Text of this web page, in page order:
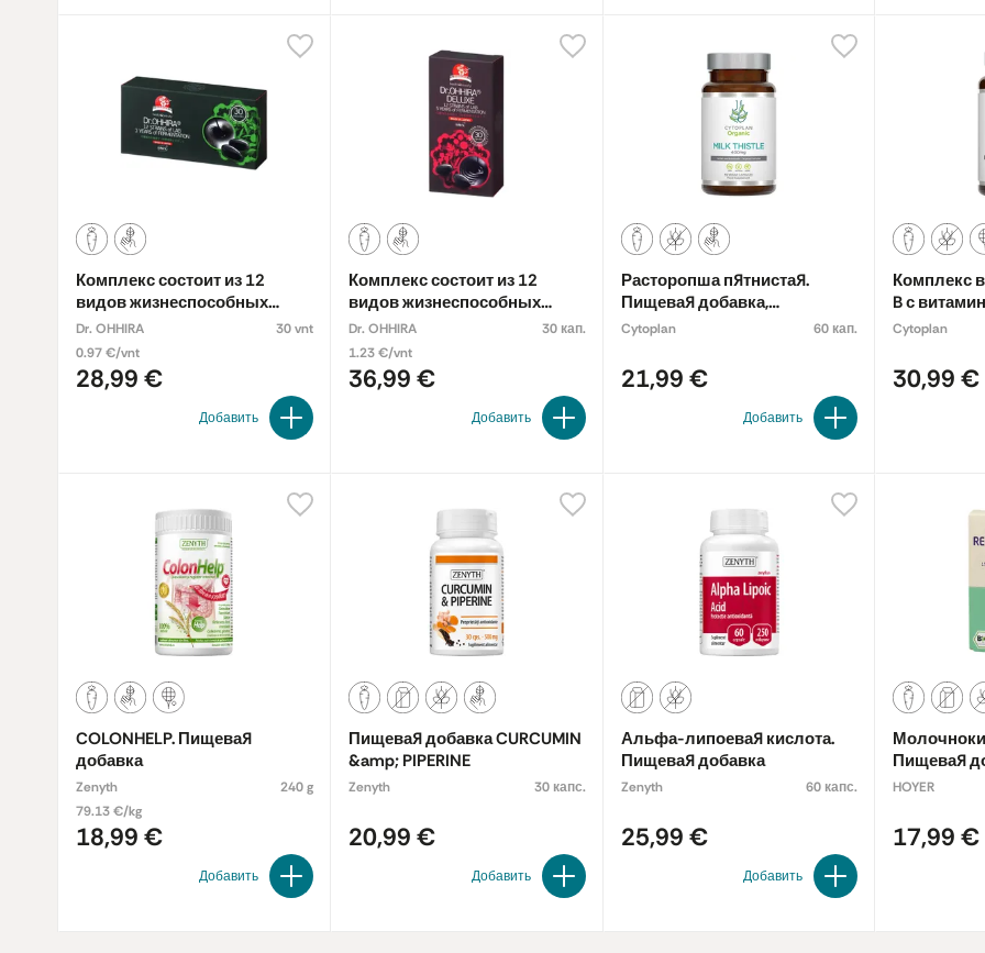
Комплекс состоит из 12
видов жизнеспособных
бактерий,
ферментированных в
течение 3-ёх лет. Пищевая
добавка
Dr. OHHIRA
30 vnt
0.97 €/vnt
28,99 €
Добавить
Комплекс состоит из 12
видов жизнеспособных
бактерий,
ферментированных в
течение 5-ти лет. Пищевая
добавка
Dr. OHHIRA
30 кап.
1.23 €/vnt
36,99 €
Добавить
Расторопша пятнистая.
Пищевая добавка,
органическая
Cytoplan 60 кап.
21,99 €
Добавить
Комплекс
B с
Пищевая
Cytoplan
30,99 €
COLONHELP. Пищевая
добавка
Zenyth
240 g
79.13 €/kg
18,99 €
Добавить
Пищевая добавка CURCUMIN
&amp; PIPERINE
Zenyth 30 капс.
20,99 €
Добавить
Альфа-липоевая кислота.
Пищевая добавка
Zenyth 60 капс.
25,99 €
Добавить
Пищевая
HOYER
17,99 €